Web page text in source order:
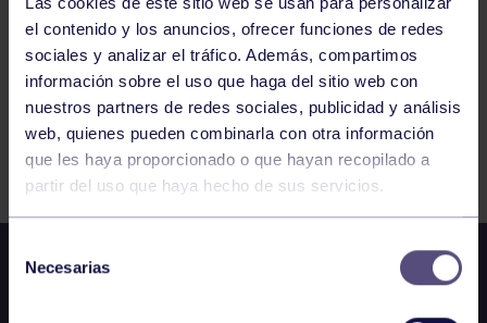
el contenido y los anuncios, ofrecer funciones de redes
sociales y analizar el tráfico. Además, compartimos
información sobre el uso que haga del sitio web con
nuestros partners de redes sociales, publicidad y análisis
web, quienes pueden combinarla con otra información
que les haya proporcionado o que hayan recopilado a
partir del uso que haya hecho de sus servicios.
Necesarias
FILTRAR